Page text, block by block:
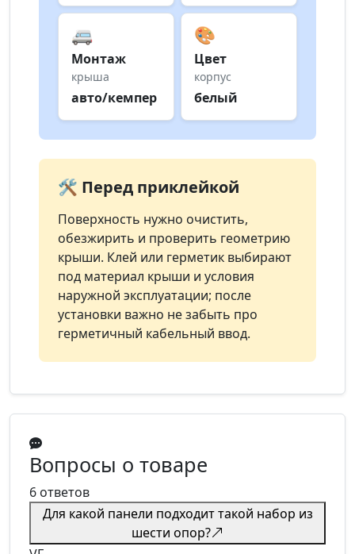
🚐
Монтаж
крыша
авто/кемпер
🎨
Цвет
корпус
белый
🛠️ Перед приклейкой
Поверхность нужно очистить,
обезжирить и проверить геометрию
крыши. Клей или герметик выбирают
под материал крыши и условия
наружной эксплуатации; после
установки важно не забыть про
герметичный кабельный ввод.
Вопросы о товаре
6 ответов
Для какой панели подходит такой набор из
шести опор?